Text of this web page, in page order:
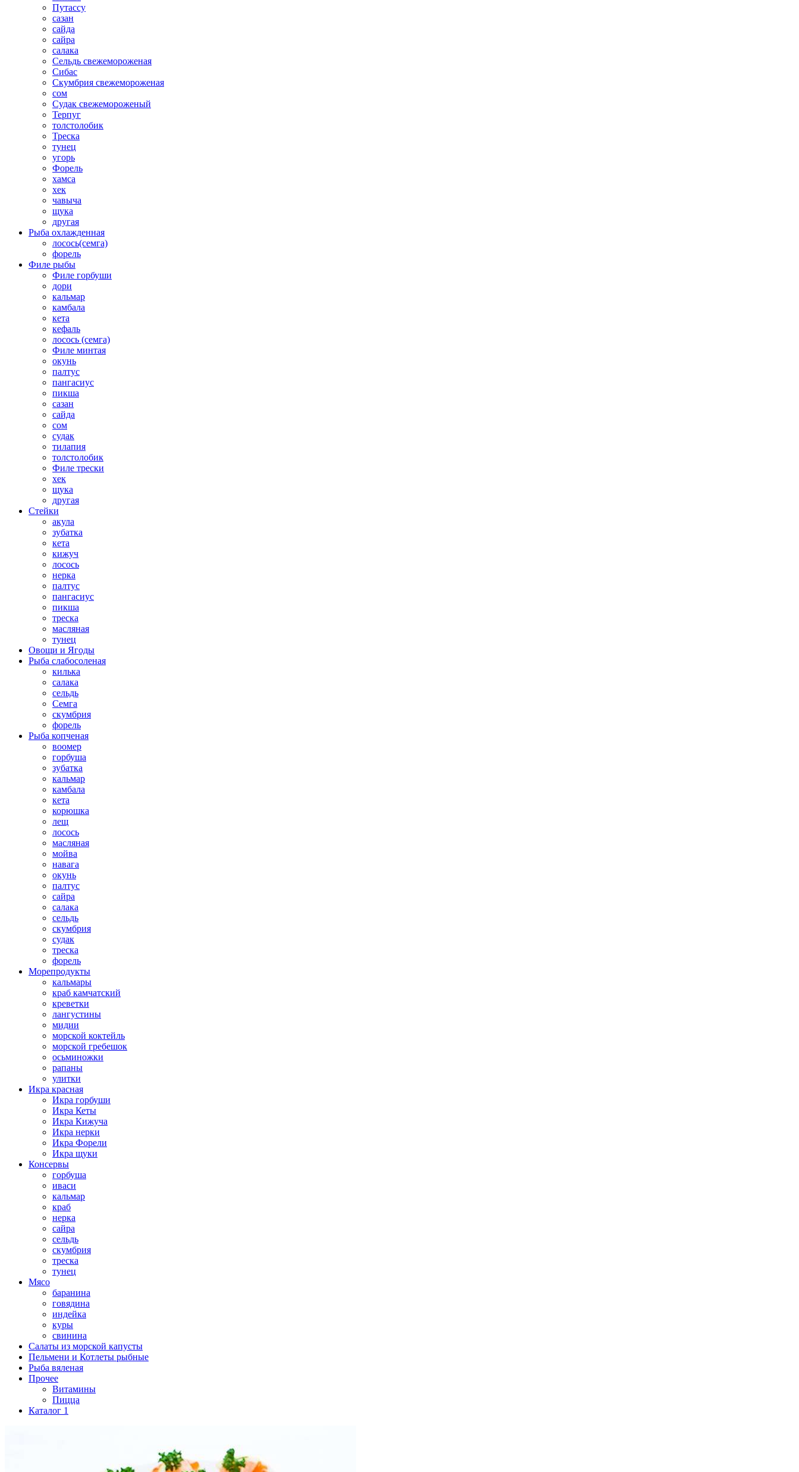
Путассу
сазан
сайда
сайра
салака
Сельдь свежемороженая
Сибас
Скумбрия свежемороженая
сом
Судак свежемороженый
Терпуг
толстолобик
Треска
тунец
угорь
Форель
хамса
хек
чавыча
щука
другая
Рыба охлажденная
лосось(семга)
форель
Филе рыбы
Филе горбуши
дори
кальмар
камбала
кета
кефаль
лосось (семга)
Филе минтая
окунь
палтус
пангасиус
пикша
сазан
сайда
сом
судак
тилапия
толстолобик
Филе трески
хек
щука
другая
Стейки
акула
зубатка
кета
кижуч
лосось
нерка
палтус
пангасиус
пикша
треска
масляная
тунец
Овощи и Ягоды
Рыба слабосоленая
килька
салака
сельдь
Семга
скумбрия
форель
Рыба копченая
воомер
горбуша
зубатка
кальмар
камбала
кета
корюшка
лещ
лосось
масляная
мойва
навага
окунь
палтус
сайра
салака
сельдь
скумбрия
судак
треска
форель
Морепродукты
кальмары
краб камчатский
креветки
лангустины
мидии
морской коктейль
морской гребешок
осьминожки
рапаны
улитки
Икра красная
Икра горбуши
Икра Кеты
Икра Кижуча
Икра нерки
Икра Форели
Икра щуки
Консервы
горбуша
иваси
кальмар
краб
нерка
сайра
сельдь
скумбрия
треска
тунец
Мясо
баранина
говядина
индейка
куры
свинина
Салаты из морской капусты
Пельмени и Котлеты рыбные
Рыба вяленая
Прочее
Витамины
Пицца
Каталог 1